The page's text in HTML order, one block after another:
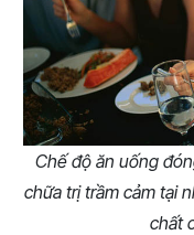
Chế độ ăn uống
chữa trị trầm cảm tại
chất